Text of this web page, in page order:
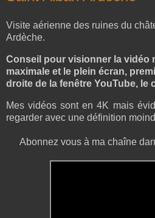
Visite aérienne des ruines du
Ardèche.
Conseil pour visionner la vidéo
maximale et le plein écran,
droite de la fenêtre YouTube, le
Mes vidéos sont en 4K mais
regarder avec une définition
Abonnez vous à ma chaîne